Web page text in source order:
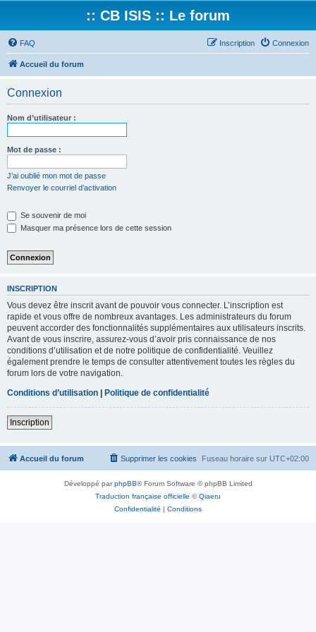
:: CB ISIS :: Le forum
FAQ Connexion
Inscription
Accueil du forum
Connexion
Nom d’utilisateur :
Mot de passe :
J’ai oublié mon mot de passe
Renvoyer le courriel d’activation
Se souvenir de moi
Masquer ma présence lors de cette session
INSCRIPTION
Vous devez être inscrit avant de pouvoir vous connecter. L’inscription est
rapide et vous offre de nombreux avantages. Les administrateurs du forum
peuvent accorder des fonctionnalités supplémentaires aux utilisateurs inscrits.
Avant de vous inscrire, assurez-vous d’avoir pris connaissance de nos
conditions d’utilisation et de notre politique de confidentialité. Veuillez
également prendre le temps de consulter attentivement toutes les règles du
forum lors de votre navigation.
Conditions d’utilisation | Politique de confidentialité
Inscription
Accueil du forum Fuseau horaire sur UTC+02:00
Supprimer les cookies
Développé parphpBB® Forum Software © phpBB Limited
Traduction française officielle ©Qiaeru
Confidentialité | Conditions